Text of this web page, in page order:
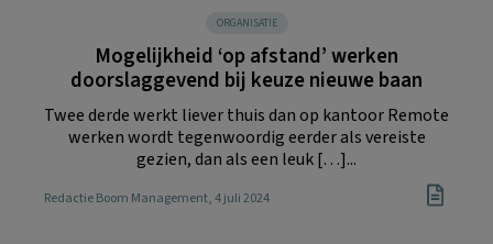
ORGANISATIE
Mogelijkheid ‘op afstand’ werken
doorslaggevend bij keuze nieuwe baan
Twee derde werkt liever thuis dan op kantoor Remote
werken wordt tegenwoordig eerder als vereiste
gezien, dan als een leuk […]...
Redactie Boom Management, 4 juli 2024